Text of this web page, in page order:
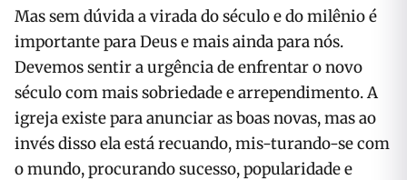
Mas sem dúvida a virada do século e do milênio é
importante para Deus e mais ainda para nós.
Devemos sentir a urgência de enfrentar o novo
século com mais sobriedade e arrependimento. A
igreja existe para anunciar as boas novas, mas ao
invés disso ela está recuando, mis-turando-se com
o mundo, procurando sucesso, popularidade e